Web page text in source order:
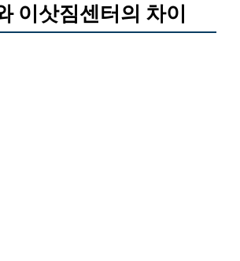
이삿짐센터의 차이